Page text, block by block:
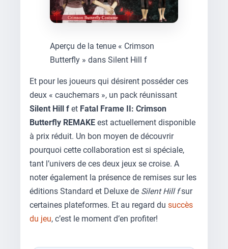
Aperçu de la tenue « Crimson
Butterfly » dans Silent Hill f
Et pour les joueurs qui désirent posséder ces
deux « cauchemars », un pack réunissant
Silent Hill fet Fatal Frame II: Crimson
Butterfly REMAKEest actuellement disponible
à prix réduit. Un bon moyen de découvrir
pourquoi cette collaboration est si spéciale,
tant l’univers de ces deux jeux se croise. A
noter également la présence de remises sur les
éditions Standard et Deluxe de Silent Hill fsur
certaines plateformes. Et au regard du succès
du jeu, c’est le moment d’en profiter!